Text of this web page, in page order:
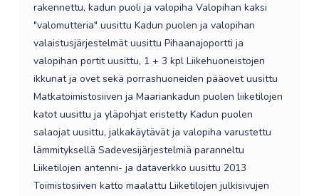
rakennettu, kadun puoli ja valopiha Valopihan kaksi
"valomutteria" uusittu Kadun puolen ja valopihan
valaistusjärjestelmät uusittu Pihaanajoportti ja
valopihan portit uusittu, 1 + 3 kpl Liikehuoneistojen
ikkunat ja ovet sekä porrashuoneiden pääovet uusittu
Matkatoimistosiiven ja Maariankadun puolen liiketilojen
katot uusittu ja yläpohjat eristetty Kadun puolen
salaojat uusittu, jalkakäytävät ja valopiha varustettu
lämmityksellä Sadevesijärjestelmiä paranneltu
Liiketilojen antenni- ja dataverkko uusittu 2013
Toimistosiiven katto maalattu Liiketilojen julkisivujen